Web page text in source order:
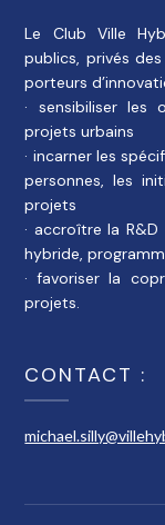
Le Club Ville
publics, privés
porteurs
· sensibiliser les
projets urbains
· incarner les
personnes, les
projets
· accroître la
hybride,
· favoriser la
projets.
CONTACT :